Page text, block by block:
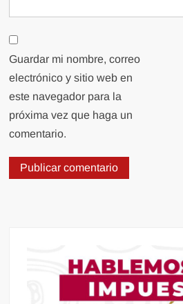
Guardar mi nombre, correo
electrónico y sitio web en
este navegador para la
próxima vez que haga un
comentario.